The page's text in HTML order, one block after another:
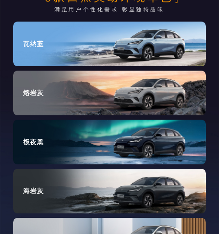
满足用户个性化需求 彰显独特品味
瓦纳蓝
熔岩灰
极夜黑
海岩灰